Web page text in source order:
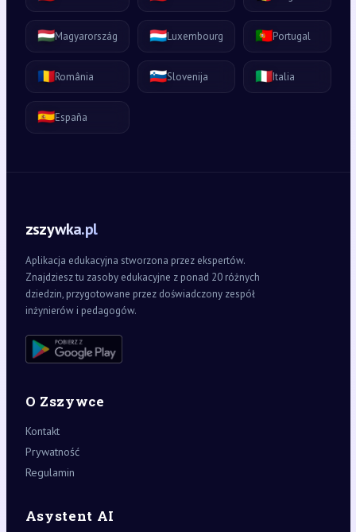
🇭🇺Magyarország 🇱🇺Luxembourg 🇵🇹Portugal
🇷🇴România 🇸🇮Slovenija 🇮🇹Italia
🇪🇸España
zszywka.pl
Aplikacja edukacyjna stworzona przez ekspertów.
Znajdziesz tu zasoby edukacyjne z ponad 20 różnych
dziedzin, przygotowane przez doświadczony zespół
inżynierów i pedagogów.
O Zszywce
Kontakt
Prywatność
Regulamin
Asystent AI